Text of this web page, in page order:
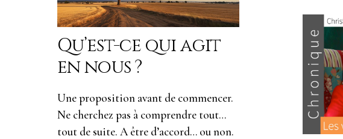
Qu’est-ce qui agit
en nous ?
Une proposition avant de commencer.
Ne cherchez pas à comprendre tout…
tout de suite. A être d’accord… ou non.